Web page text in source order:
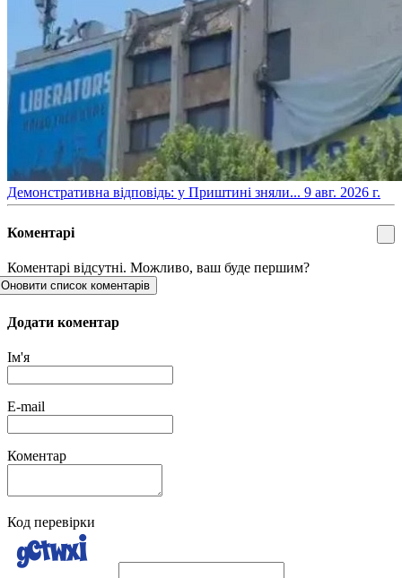
​Демонстративна відповідь: у Приштині зняли... 9 авг. 2026 г.
Коментарі
Коментарі відсутні. Можливо, ваш буде першим?
Оновити список коментарів
Додати коментар
Ім'я
E-mail
Коментар
Код перевірки